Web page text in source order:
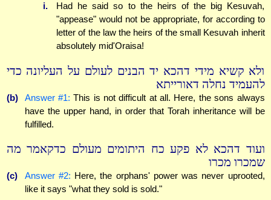
i.
Had he said so to the heirs of the big Kesuvah,
"appease" would not be appropriate, for according to
letter of the law the heirs of the small Kesuvah inherit
absolutely mid'Oraisa!
ולא קשיא מידי דהכא יד הבנים לעולם על העליונה כדי
להעמיד נחלה דאורייתא
(b) Answer #1: This is not difficult at all. Here, the sons always
have the upper hand, in order that Torah inheritance will be
fulfilled.
ועוד דהכא לא פקע כח היתומים מעולם כדקאמר מה
שמכרו מכרו
(c) Answer #2: Here, the orphans' power was never uprooted,
like it says "what they sold is sold."